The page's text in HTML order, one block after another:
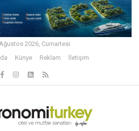
2026, Cumartesi
Künye Reklam İletişim